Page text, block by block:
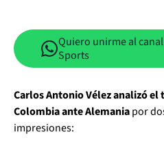
Quiero unirme al
Sports
Carlos Antonio Vélez analizó
Colombia ante Alemaniapor
impresiones: